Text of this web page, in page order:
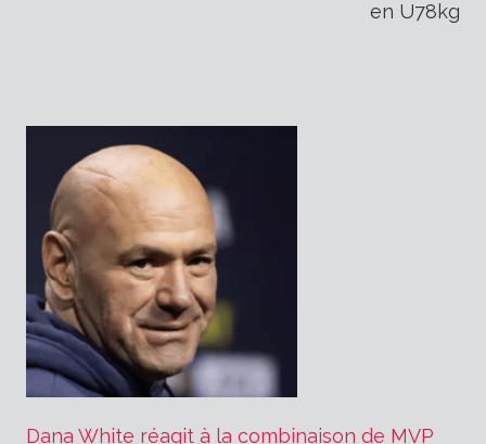
en U78kg
Dana White réagit à la combinaison de MVP